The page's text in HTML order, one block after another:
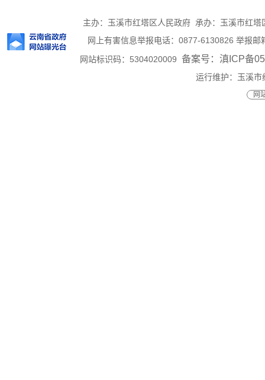
主办：玉溪市红塔区人民政府 承办：玉溪市红
网上有害信息举报电话：0877-6130826 举报邮
网站标识码：5304020009 备案号：滇ICP备
运行维护：玉溪
网